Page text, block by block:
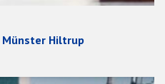
Münster Hiltrup